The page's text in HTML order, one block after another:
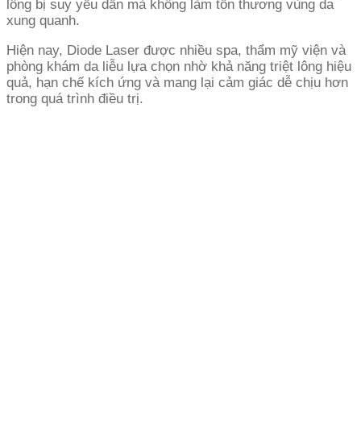
lông bị suy yếu dần mà không làm tổn thương vùng da
xung quanh.
Hiện nay, Diode Laser được nhiều spa, thẩm mỹ viện và
phòng khám da liễu lựa chọn nhờ khả năng triệt lông hiệu
quả, hạn chế kích ứng và mang lại cảm giác dễ chịu hơn
trong quá trình điều trị.